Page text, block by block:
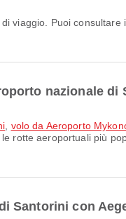
nazionale di
volo da Aeroporto
rotte aeroportuali più
Santorini con